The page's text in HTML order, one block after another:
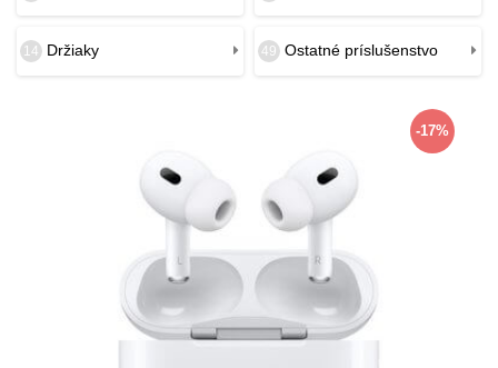
14 Držiaky 49 Ostatné príslušenstvo
-17%